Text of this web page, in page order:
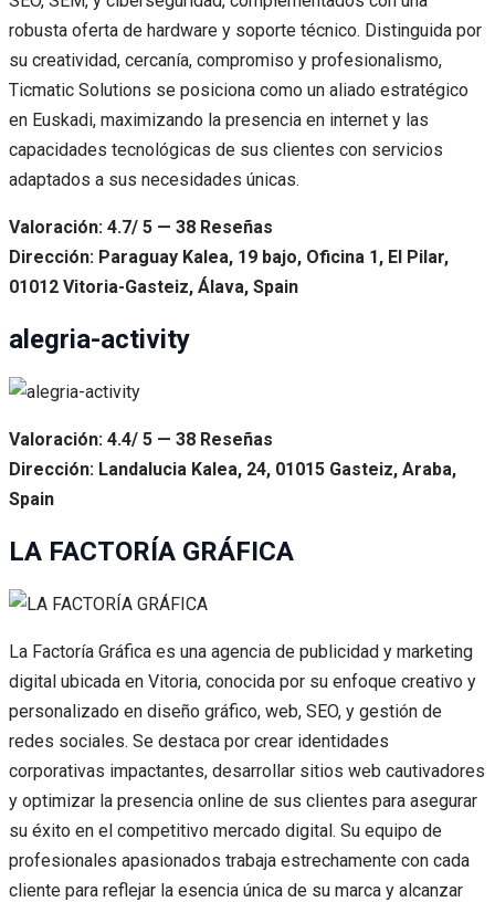
robusta oferta de hardware y soporte técnico. Distinguida por
su creatividad, cercanía, compromiso y profesionalismo,
Ticmatic Solutions se posiciona como un aliado estratégico
en Euskadi, maximizando la presencia en internet y las
capacidades tecnológicas de sus clientes con servicios
adaptados a sus necesidades únicas.
Valoración: 4.7/ 5 — 38 Reseñas
Dirección: Paraguay Kalea, 19 bajo, Oficina 1, El Pilar,
01012 Vitoria-Gasteiz, Álava, Spain
alegria-activity
Valoración: 4.4/ 5 — 38 Reseñas
Dirección: Landalucia Kalea, 24, 01015 Gasteiz, Araba,
Spain
LA FACTORÍA GRÁFICA
La Factoría Gráfica es una agencia de publicidad y marketing
digital ubicada en Vitoria, conocida por su enfoque creativo y
personalizado en diseño gráfico, web, SEO, y gestión de
redes sociales. Se destaca por crear identidades
corporativas impactantes, desarrollar sitios web cautivadores
y optimizar la presencia online de sus clientes para asegurar
su éxito en el competitivo mercado digital. Su equipo de
profesionales apasionados trabaja estrechamente con cada
cliente para reflejar la esencia única de su marca y alcanzar